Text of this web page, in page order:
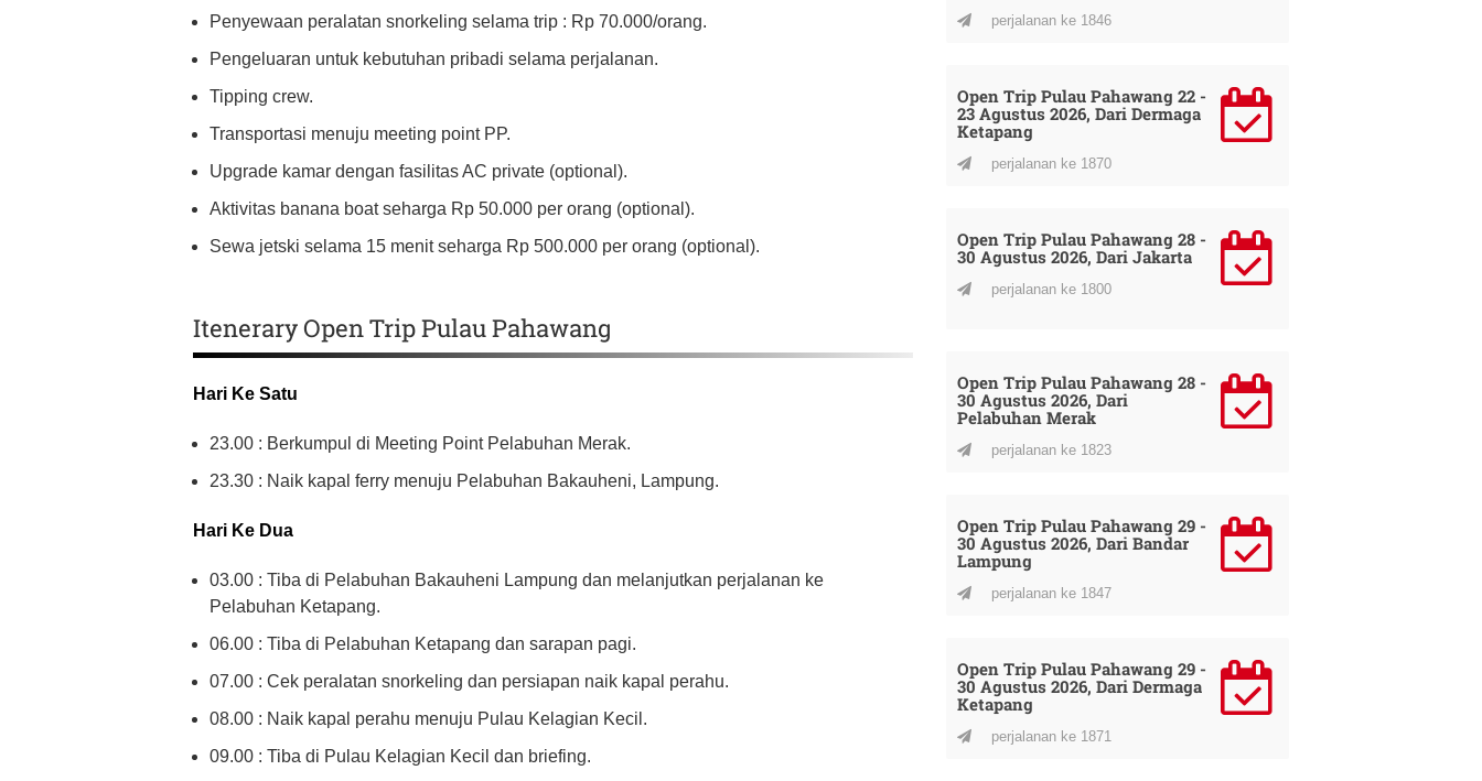
Penyewaan peralatan snorkeling selama trip : Rp 70.000/orang.
Pengeluaran untuk kebutuhan pribadi selama perjalanan.
Tipping crew.
Transportasi menuju meeting point PP.
Upgrade kamar dengan fasilitas AC private (optional).
Aktivitas banana boat seharga Rp 50.000 per orang (optional).
Sewa jetski selama 15 menit seharga Rp 500.000 per orang (optional).
Itenerary Open Trip Pulau Pahawang
Hari Ke Satu
23.00 : Berkumpul di Meeting Point Pelabuhan Merak.
23.30 : Naik kapal ferry menuju Pelabuhan Bakauheni, Lampung.
Hari Ke Dua
03.00 : Tiba di Pelabuhan Bakauheni Lampung dan melanjutkan perjalanan ke
Pelabuhan Ketapang.
06.00 : Tiba di Pelabuhan Ketapang dan sarapan pagi.
07.00 : Cek peralatan snorkeling dan persiapan naik kapal perahu.
08.00 : Naik kapal perahu menuju Pulau Kelagian Kecil.
09.00 : Tiba di Pulau Kelagian Kecil dan briefing.
perjalanan ke 1846
Open Trip Pulau Pahawang 22 -
23 Agustus 2026, Dari Dermaga
Ketapang
perjalanan ke 1870
Open Trip Pulau Pahawang 28 -
30 Agustus 2026, Dari Jakarta
perjalanan ke 1800
Open Trip Pulau Pahawang 28 -
30 Agustus 2026, Dari
Pelabuhan Merak
perjalanan ke 1823
Open Trip Pulau Pahawang 29 -
30 Agustus 2026, Dari Bandar
Lampung
perjalanan ke 1847
Open Trip Pulau Pahawang 29 -
30 Agustus 2026, Dari Dermaga
Ketapang
perjalanan ke 1871